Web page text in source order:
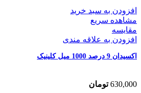
افزودن به سبد خرید
مشاهده سریع
مقایسه
افزودن به علاقه مندی
اکسیدان 9 درصد 1000 میل کلینیک
630,000 تومان